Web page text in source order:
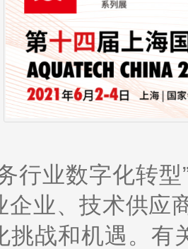
业数字化转型
企业、技术供应
挑战和机遇。有